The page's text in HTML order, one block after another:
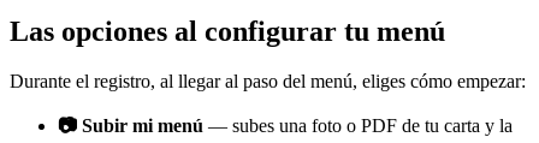
Las opciones al configurar tu menú
Durante el registro, al llegar al paso del menú, eliges cómo empezar:
📷 Subir mi menú — subes una foto o PDF de tu carta y la